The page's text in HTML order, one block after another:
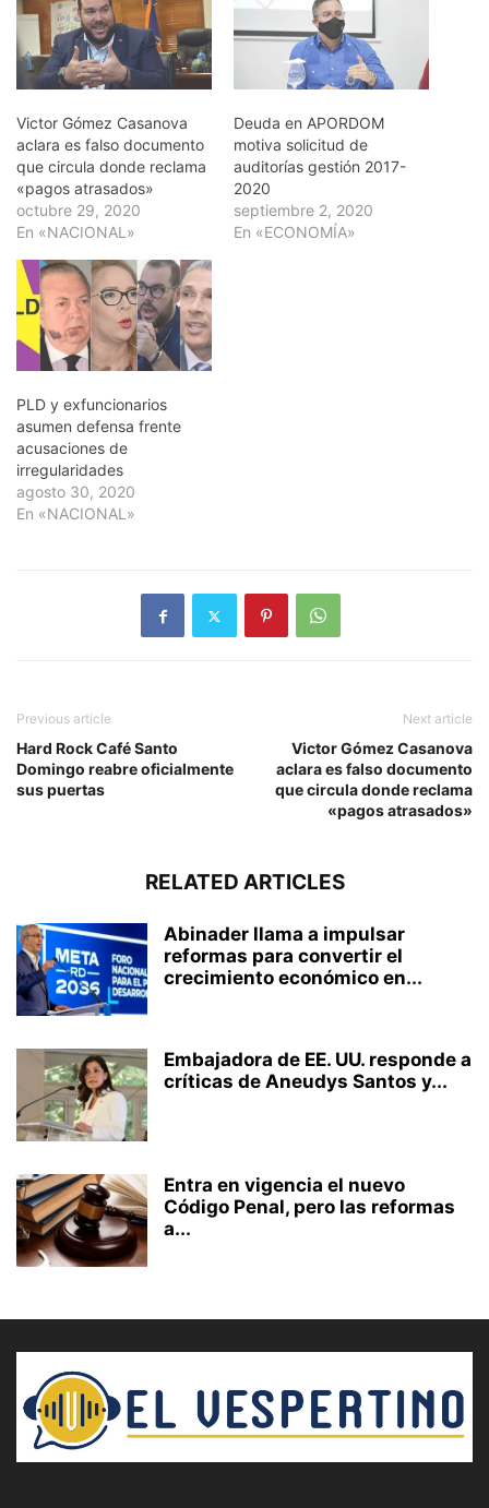
Victor Gómez Casanova
aclara es falso documento
que circula donde reclama
«pagos atrasados»
octubre 29, 2020
En «NACIONAL»
Deuda en APORDOM
motiva solicitud de
auditorías gestión 2017-
2020
septiembre 2, 2020
En «ECONOMÍA»
PLD y exfuncionarios
asumen defensa frente
acusaciones de
irregularidades
agosto 30, 2020
En «NACIONAL»
Previous article
Hard Rock Café Santo
Domingo reabre oficialmente
sus puertas
Next article
Victor Gómez Casanova
aclara es falso documento
que circula donde reclama
«pagos atrasados»
RELATED ARTICLES
Abinader llama a impulsar
reformas para convertir el
crecimiento económico en...
Embajadora de EE. UU. responde a
críticas de Aneudys Santos y...
Entra en vigencia el nuevo
Código Penal, pero las reformas
a...